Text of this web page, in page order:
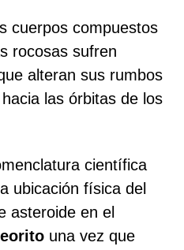
cuerpos compuestos
rocosas sufren
alteran sus rumbos
las órbitas de los
científica
ubicación física del
asteroide en el
una vez que